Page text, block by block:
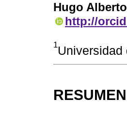
Hugo
http://
1Universidad
RESUMEN